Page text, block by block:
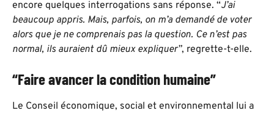
encore quelques interrogations sans réponse. “J’ai
beaucoup appris. Mais, parfois, on m’a demandé de voter
alors que je ne comprenais pas la question. Ce n’est pas
normal, ils auraient dû mieux expliquer”, regrette-t-elle.
“Faire avancer la condition humaine”
Le Conseil économique, social et environnemental lui a